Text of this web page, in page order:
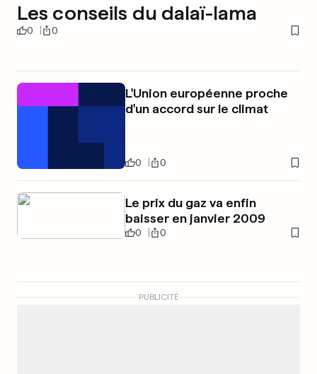
Les conseils du dalaï-lama
0 0
L'Union européenne proche
d'un accord sur le climat
0 0
Le prix du gaz va enfin
baisser en janvier 2009
0 0
PUBLICITÉ